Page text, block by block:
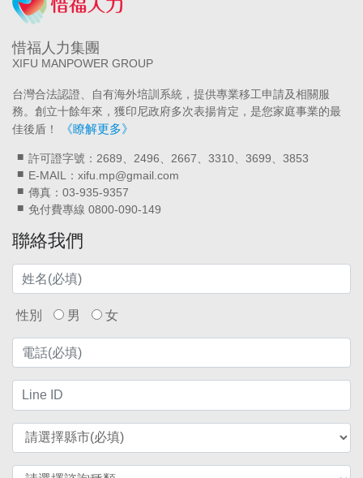
惜福人力集團
XIFU MANPOWER GROUP
台灣合法認證、自有海外培訓系統，提供專業移工申請及相關服
務。創立十餘年來，獲印尼政府多次表揚肯定，是您家庭事業的最
佳後盾！
《瞭解更多》
許可證字號：2689、2496、2667、3310、3699、3853
E-MAIL：xifu.mp@gmail.com
傳真：03-935-9357
免付費專線 0800-090-149
聯絡我們
性別 男 女